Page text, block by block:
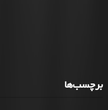
برچسب‌ها